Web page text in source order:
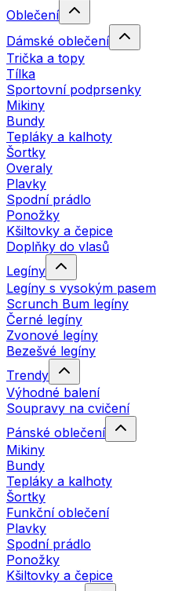
Oblečení
Dámské oblečení
Trička a topy
Tílka
Sportovní podprsenky
Mikiny
Bundy
Tepláky a kalhoty
Šortky
Overaly
Plavky
Spodní prádlo
Ponožky
Kšiltovky a čepice
Doplňky do vlasů
Legíny
Legíny s vysokým pasem
Scrunch Bum legíny
Černé legíny
Zvonové legíny
Bezešvé legíny
Trendy
Výhodné balení
Soupravy na cvičení
Pánské oblečení
Mikiny
Bundy
Tepláky a kalhoty
Šortky
Funkční oblečení
Plavky
Spodní prádlo
Ponožky
Kšiltovky a čepice